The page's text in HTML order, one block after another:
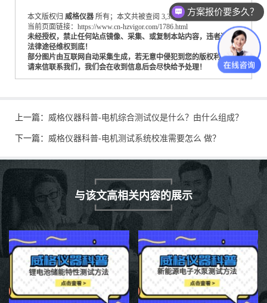
本文版权归 威格仪器 所有；本文共被查阅 3,355 次。
当前页面链接：https://www.cn-hzvigor.com/1786.html
未经授权，禁止任何站点镜像、采集、或复制本站内容，违者通过
法律途径维权到底！
部分图片由互联网自动采集生成，若无意中侵犯到您的版权利益，
请来信联系我们，我们会在收到信息后会尽快给予处理！
上一篇： 威格仪器科普-电机综合测试仪是什么？由什么组成？
下一篇： 威格仪器科普-电机测试系统校准需要怎么 做？
与该文高相关内容的展示
方案报价要多久？